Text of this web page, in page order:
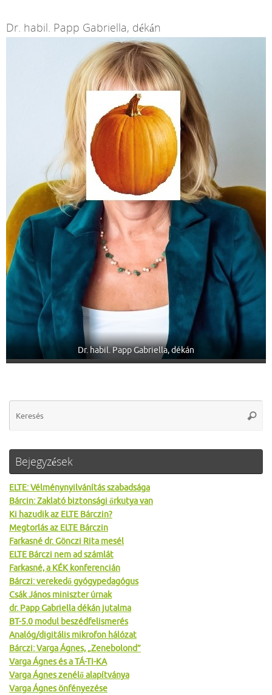
Dr. habil. Papp Gabriella, dékán
Dr. habil. Papp Gabriella, dékán
Bejegyzések
ELTE: Vélménynyilvánítás szabadsága
Bárcin: Zaklató biztonsági őrkutya van
Ki hazudik az ELTE Bárczin?
Megtorlás az ELTE Bárczin
Farkasné dr. Gönczi Rita mesél
ELTE Bárczi nem ad számlát
Farkasné, a KÉK konferencián
Bárczi: verekedő gyógypedagógus
Csák János miniszter úrnak
dr. Papp Gabriella dékán jutalma
BT-5.0 modul beszédfelismerés
Analóg/digitális mikrofon hálózat
Bárczi: Varga Ágnes, „Zenebolond”
Varga Ágnes és a TÁ-TI-KA
Varga Ágnes zenélő alapítványa
Varga Ágnes önfényezése